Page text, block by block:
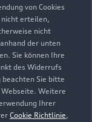
von Cookies
nicht erteilen,
nicht
der unten
Sie können Ihre
des Widerrufs
Sie bitte
Weitere
Ihrer
Cookie Richtlinie,
06:30